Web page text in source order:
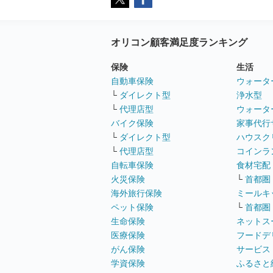
オリコン顧客満足度ランキング
保険
自動車保険
└ ダイレクト型
└ 代理店型
バイク保険
└ ダイレクト型
└ 代理店型
自転車保険
火災保険
海外旅行保険
ペット保険
生命保険
医療保険
がん保険
学資保険
生活
ウォー
浄水型
ウォー
家事代行
ハウスク
コイン
食材宅配
└ 首都圏
ミールキ
└ 首都圏
ネットス
フード
サービス
ふるさと